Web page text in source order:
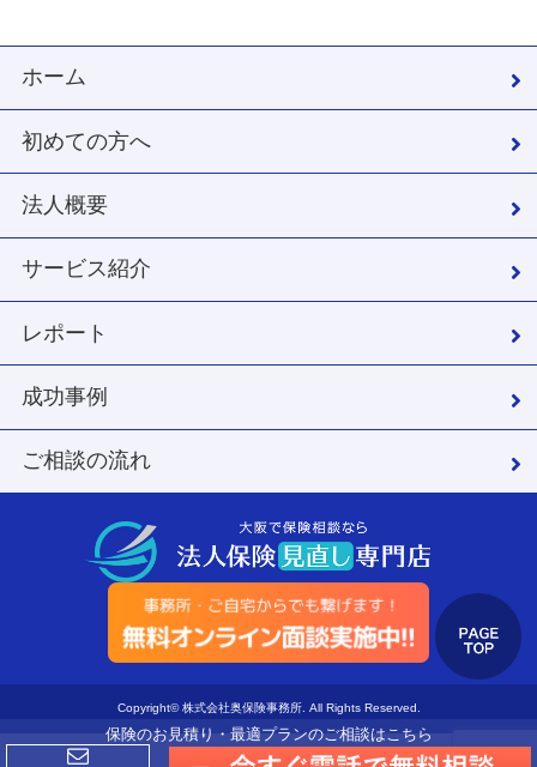
ホーム
初めての方へ
法人概要
サービス紹介
レポート
成功事例
ご相談の流れ
Copyright© 株式会社奥保険事務所. All Rights Reserved.
保険のお見積り・最適プランのご相談はこちら